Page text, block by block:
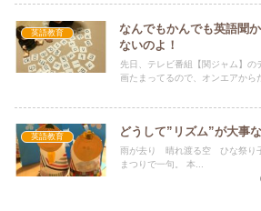
英語教育
なんでもかんでも英語聞
ないのよ！
先日、テレビ番組【関ジャム】
画たまってるので、オンエアから
英語教育 どうして”リズム”が大事
雨が去り 晴れ渡る空 ひな祭り子
まつりで一句。 本...